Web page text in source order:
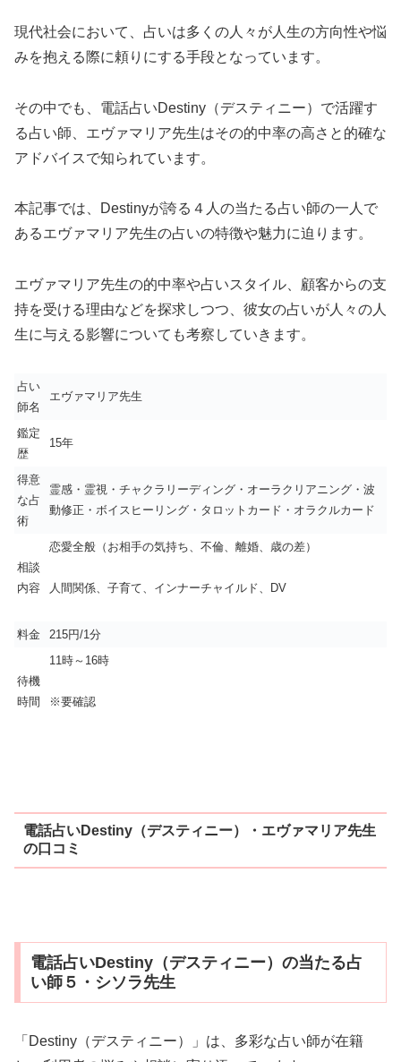
現代社会において、占いは多くの人々が人生の方向性や悩
みを抱える際に頼りにする手段となっています。
その中でも、電話占いDestiny（デスティニー）で活躍す
る占い師、エヴァマリア先生はその的中率の高さと的確な
アドバイスで知られています。
本記事では、Destinyが誇る４人の当たる占い師の一人で
あるエヴァマリア先生の占いの特徴や魅力に迫ります。
エヴァマリア先生の的中率や占いスタイル、顧客からの支
持を受ける理由などを探求しつつ、彼女の占いが人々の人
生に与える影響についても考察していきます。
占い
師名
エヴァマリア先生
鑑定
歴
15年
得意
な占
術
霊感・霊視・チャクラリーディング・オーラクリアニング・波
動修正・ボイスヒーリング・タロットカード・オラクルカード
相談
内容
恋愛全般（お相手の気持ち、不倫、離婚、歳の差）
人間関係、子育て、インナーチャイルド、DV
料金 215円/1分
待機
時間
11時～16時
※要確認
電話占いDestiny（デスティニー）・エヴァマリア先生
の口コミ
電話占いDestiny（デスティニー）の当たる占
い師５・シソラ先生
「Destiny（デスティニー）」は、多彩な占い師が在籍